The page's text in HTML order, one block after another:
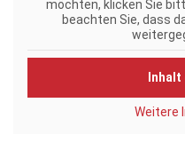
möchten, klicken Sie
beachten Sie, dass
Weitere